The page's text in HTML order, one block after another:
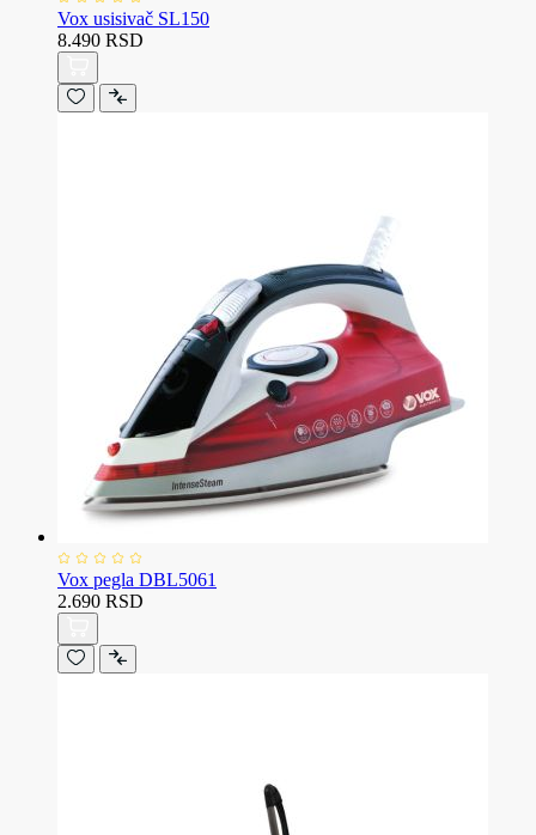
Vox usisivač SL150
8.490 RSD
Vox pegla DBL5061
2.690 RSD